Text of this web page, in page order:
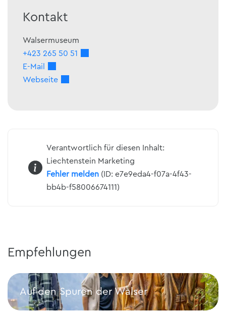
Kontakt
Walsermuseum
+423 265 50 51
E-Mail
Webseite
Verantwortlich für diesen Inhalt:
Liechtenstein Marketing
Fehler melden(ID: e7e9eda4-f07a-4f43-
bb4b-f58006674111)
Empfehlungen
Auf den Spuren der Walser
Auf den Spuren der Walser